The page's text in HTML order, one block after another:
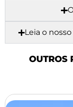
Leia o
OUTROS